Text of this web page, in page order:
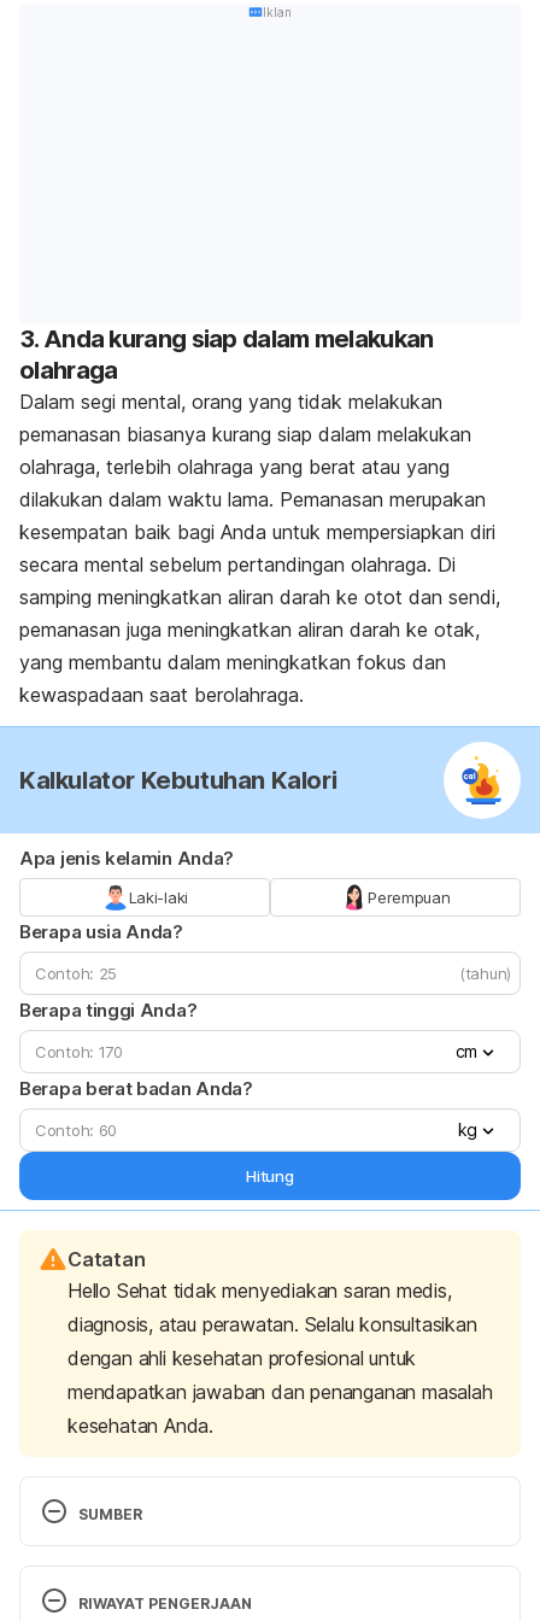
Iklan
3. Anda kurang siap dalam melakukan
olahraga
Dalam segi mental, orang yang tidak melakukan
pemanasan biasanya kurang siap dalam melakukan
olahraga, terlebih olahraga yang berat atau yang
dilakukan dalam waktu lama. Pemanasan merupakan
kesempatan baik bagi Anda untuk mempersiapkan diri
secara mental sebelum pertandingan olahraga. Di
samping meningkatkan aliran darah ke otot dan sendi,
pemanasan juga meningkatkan aliran darah ke otak,
yang membantu dalam meningkatkan fokus dan
kewaspadaan saat berolahraga.
Kalkulator Kebutuhan Kalori
Apa jenis kelamin Anda?
Laki-laki Perempuan
Berapa usia Anda?
(tahun)
Berapa tinggi Anda?
cm
Berapa berat badan Anda?
kg
Hitung
Catatan
Hello Sehat tidak menyediakan saran medis,
diagnosis, atau perawatan. Selalu konsultasikan
dengan ahli kesehatan profesional untuk
mendapatkan jawaban dan penanganan masalah
kesehatan Anda.
SUMBER
Exercise 101: Don’t skip the warm-up or cool-down
– Harvard Health
RIWAYAT PENGERJAAN